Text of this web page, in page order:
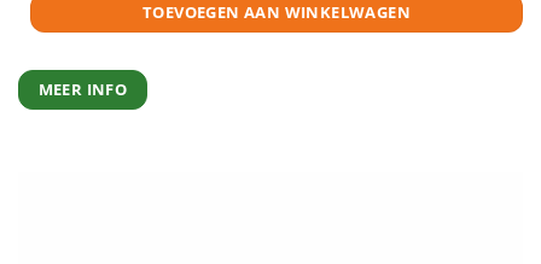
TOEVOEGEN AAN WINKELWAGEN
MEER INFO